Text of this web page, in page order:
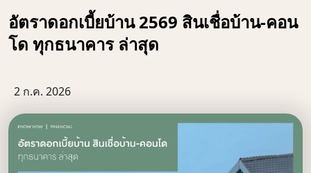
อัตราดอกเบี้ยบ้าน 2569 สินเชื่อบ้าน-คอน
โด ทุกธนาคาร ล่าสุด
2 ก.ค. 2026